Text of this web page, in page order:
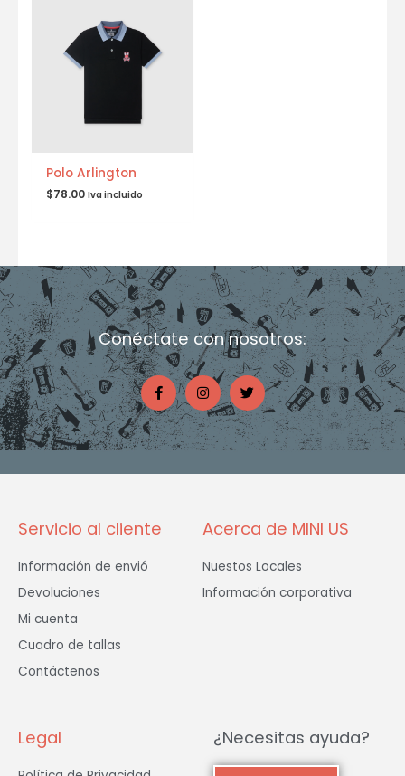
Polo Arlington
$78.00 Iva incluido
Conéctate con nosotros:
F
a
c
e
b
o
o
I
n
s
t
a
g
r
T
w
i
t
t
e
Servicio al cliente
Información de envió
Devoluciones
Mi cuenta
Cuadro de tallas
Contáctenos
Acerca de MINI US
Nuestos Locales
Información corporativa
Legal ¿Necesitas ayuda?